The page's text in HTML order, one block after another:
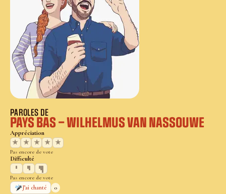
PAROLES DE
PAYS BAS – WILHELMUS VAN NASSOUWE
Appréciation
★
★ ★ ★ ★
Pas encore de vote
Difficulté
Pas encore de vote
J’ai chanté
0